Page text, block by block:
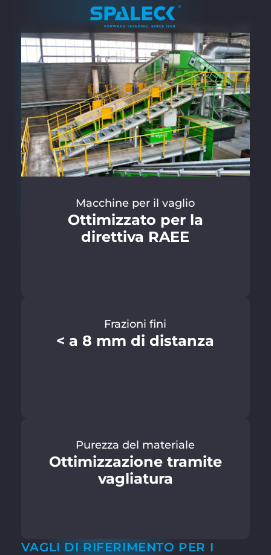
VAGLI DI RIFERIMENTO PER I
Macchine per il vaglio
Ottimizzato per la
direttiva RAEE
Frazioni fini
< a 8 mm di distanza
Purezza del materiale
Ottimizzazione tramite
vagliatura